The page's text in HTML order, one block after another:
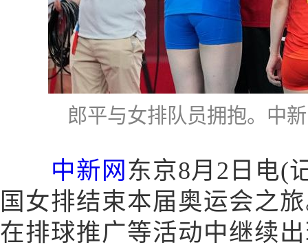
郎平与女排队员拥抱。中
中新网 东京8月2日电(
国女排结束本届奥运会之
在排球推广等活动中继续